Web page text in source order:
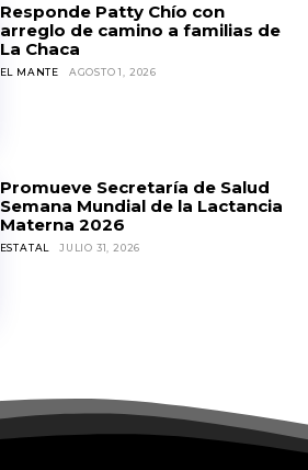
Responde Patty Chío con
arreglo de camino a familias de
La Chaca
EL MANTE AGOSTO 1, 2026
Promueve Secretaría de Salud
Semana Mundial de la Lactancia
Materna 2026
ESTATAL JULIO 31, 2026